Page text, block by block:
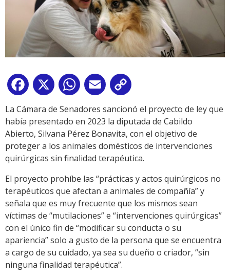
Facebook
X WhatsApp
Email
Link
La Cámara de Senadores sancionó el proyecto de ley que
había presentado en 2023 la diputada de Cabildo
Abierto, Silvana Pérez Bonavita, con el objetivo de
proteger a los animales domésticos de intervenciones
quirúrgicas sin finalidad terapéutica.
El proyecto prohíbe las “prácticas y actos quirúrgicos no
terapéuticos que afectan a animales de compañía” y
señala que es muy frecuente que los mismos sean
víctimas de “mutilaciones” e “intervenciones quirúrgicas”
con el único fin de “modificar su conducta o su
apariencia” solo a gusto de la persona que se encuentra
a cargo de su cuidado, ya sea su dueño o criador, “sin
ninguna finalidad terapéutica”.